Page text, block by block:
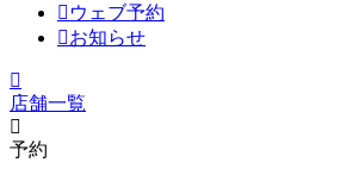
ウェブ予約
お知らせ
店舗一覧
予約